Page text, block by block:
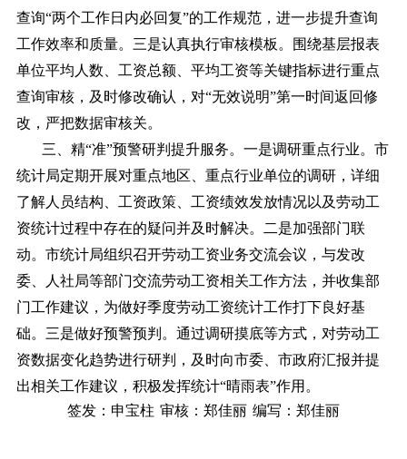
查询“两个工作日内必回复”的工作规范，进一步提升查询
工作效率和质量。三是认真执行审核模板。围绕基层报表
单位平均人数、工资总额、平均工资等关键指标进行重点
查询审核，及时修改确认，对“无效说明”第一时间返回修
改，严把数据审核关。
三、精“准”预警研判提升服务。一是调研重点行业。市
统计局定期开展对重点地区、重点行业单位的调研，详细
了解人员结构、工资政策、工资绩效发放情况以及劳动工
资统计过程中存在的疑问并及时解决。二是加强部门联
动。市统计局组织召开劳动工资业务交流会议，与发改
委、人社局等部门交流劳动工资相关工作方法，并收集部
门工作建议，为做好季度劳动工资统计工作打下良好基
础。三是做好预警预判。通过调研摸底等方式，对劳动工
资数据变化趋势进行研判，及时向市委、市政府汇报并提
出相关工作建议，积极发挥统计“晴雨表”作用。
签发：申宝柱 审核：郑佳丽 编写：郑佳丽